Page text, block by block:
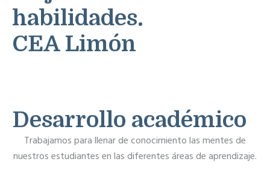
habilidades.
CEA Limón
Desarrollo académico
Trabajamos para llenar de conocimiento las mentes de
nuestros estudiantes en las diferentes áreas de aprendizaje.